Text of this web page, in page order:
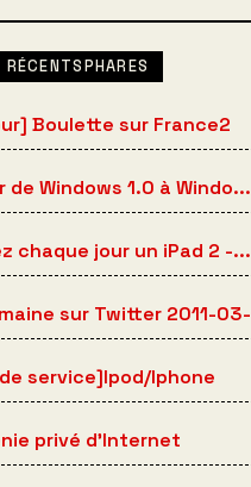
RÉCENTSPHARES
Boulette sur France2
de Windows 1.0 à Windo...
chaque jour un iPad 2 -...
sur Twitter 2011-
service]Ipod/Iphone
privé d'Internet